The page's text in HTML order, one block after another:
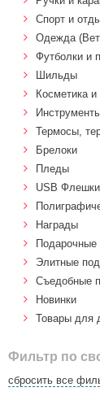
Спорт и
Одежда
Футболки и
Шильды
Косметика
Термосы,
Брелоки
Пледы
USB Флешки
Награды
Подарочные
Элитные
Cъедобные
Новинки
Товары для
Фильтр по
сбросить все